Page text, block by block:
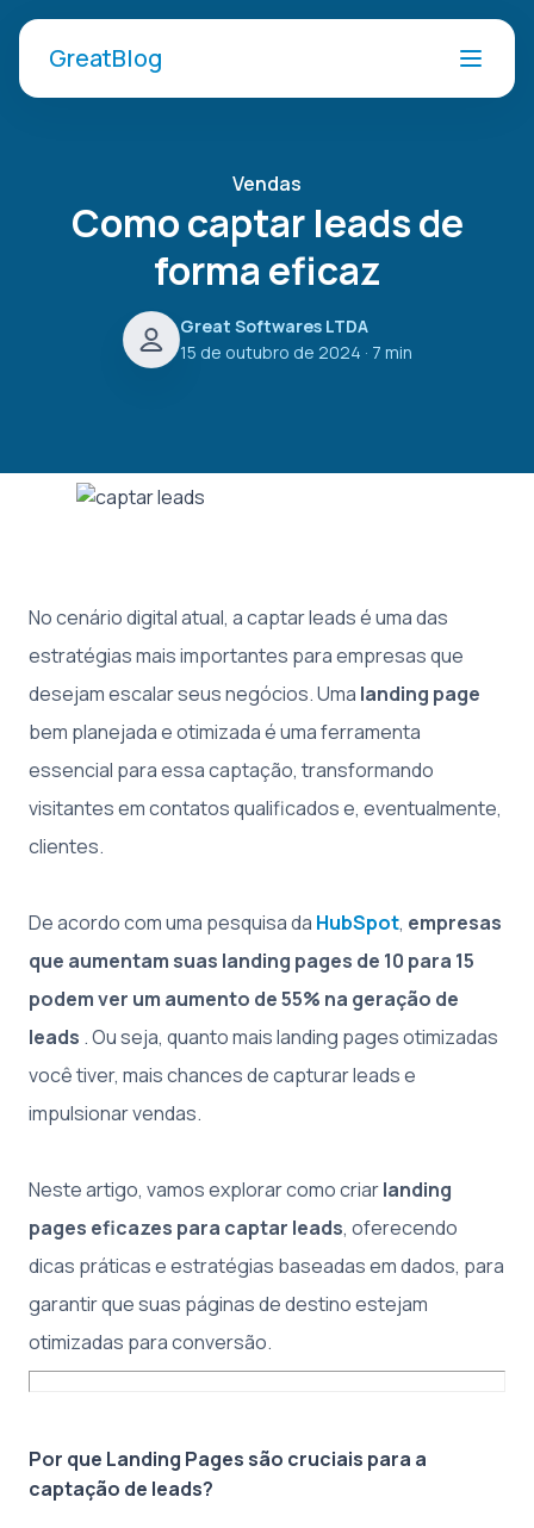
GreatBlog
Vendas
Como captar leads de
forma eficaz
Great Softwares LTDA
15 de outubro de 2024 · 7 min
No cenário digital atual, a captar leads é uma das
estratégias mais importantes para empresas que
desejam escalar seus negócios. Uma landing page
bem planejada e otimizada é uma ferramenta
essencial para essa captação, transformando
visitantes em contatos qualificados e, eventualmente,
clientes.
De acordo com uma pesquisa da HubSpot, empresas
que aumentam suas landing pages de 10 para 15
podem ver um aumento de 55% na geração de
leads . Ou seja, quanto mais landing pages otimizadas
você tiver, mais chances de capturar leads e
impulsionar vendas.
Neste artigo, vamos explorar como criarlanding
pages eficazes para captar leads, oferecendo
dicas práticas e estratégias baseadas em dados, para
garantir que suas páginas de destino estejam
otimizadas para conversão.
Por que Landing Pages são cruciais para a
captação de leads?